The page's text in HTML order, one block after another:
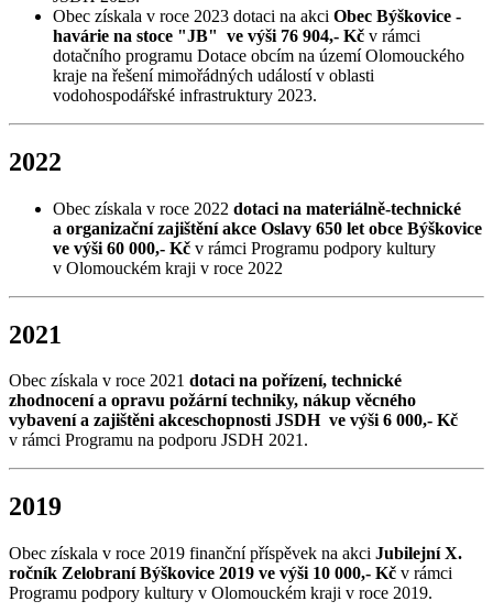
Obec získala v roce 2023 dotaci na akci Obec Býškovice -
havárie na stoce "JB" ve výši 76 904,- Kč v rámci
dotačního programu Dotace obcím na území Olomouckého
kraje na řešení mimořádných událostí v oblasti
vodohospodářské infrastruktury 2023.
2022
Obec získala v roce 2022 dotaci na materiálně-technické
a organizační zajištění akce Oslavy 650 let obce Býškovice
ve výši 60 000,- Kč v rámci Programu podpory kultury
v Olomouckém kraji v roce 2022
2021
Obec získala v roce 2021 dotaci na pořízení, technické
zhodnocení a opravu požární techniky, nákup věcného
vybavení a zajištěni akceschopnosti JSDH ve výši 6 000,- Kč
v rámci Programu na podporu JSDH 2021.
2019
Obec získala v roce 2019 finanční příspěvek na akci Jubilejní X.
ročník Zelobraní Býškovice 2019 ve výši 10 000,- Kč v rámci
Programu podpory kultury v Olomouckém kraji v roce 2019.